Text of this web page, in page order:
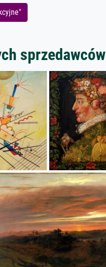
sprzedawców